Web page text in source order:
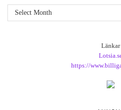
Arkiv
Länkar
https://